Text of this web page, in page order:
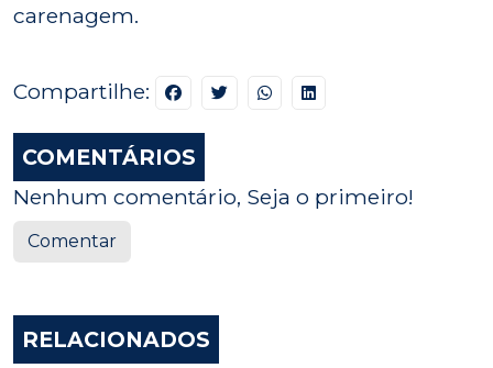
carenagem.
Compartilhe:
COMENTÁRIOS
Nenhum comentário, Seja o primeiro!
Comentar
RELACIONADOS